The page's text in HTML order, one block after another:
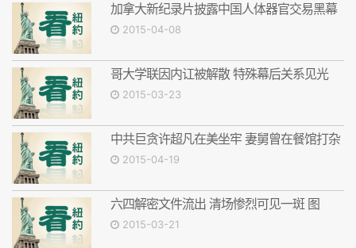
加拿大新纪录片披露中国人体器官交易黑幕
2015-04-08
哥大学联因内讧被解散 特殊幕后关系见光
2015-03-23
中共巨贪许超凡在美坐牢 妻舅曾在餐馆打杂
2015-04-19
六四解密文件流出 清场惨烈可见一斑 图
2015-03-21